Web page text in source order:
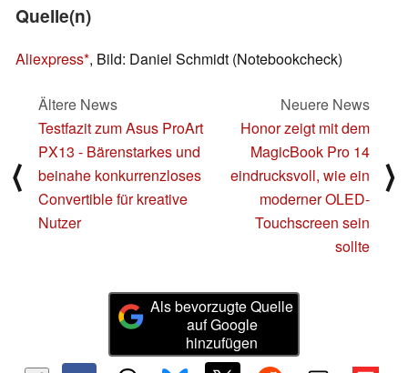
Quelle(n)
Aliexpress , Bild: Daniel Schmidt (Notebookcheck)
⟨
Ältere News
Testfazit zum Asus ProArt
PX13 - Bärenstarkes und
beinahe konkurrenzloses
Convertible für kreative
Nutzer
Neuere News
Honor zeigt mit dem
MagicBook Pro 14
eindrucksvoll, wie ein
moderner OLED-
Touchscreen sein
sollte
⟩
Als bevorzugte Quelle
auf Google
hinzufügen